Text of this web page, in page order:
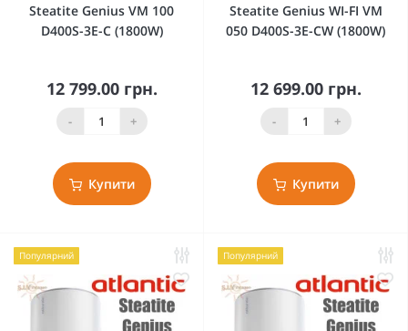
Steatite Genius VM 100
D400S-3E-C (1800W)
12 799.00 грн.
- +
Купити
Steatite Genius WI-FI VM
050 D400S-3E-CW (1800W)
12 699.00 грн.
- +
Купити
Популярний Популярний